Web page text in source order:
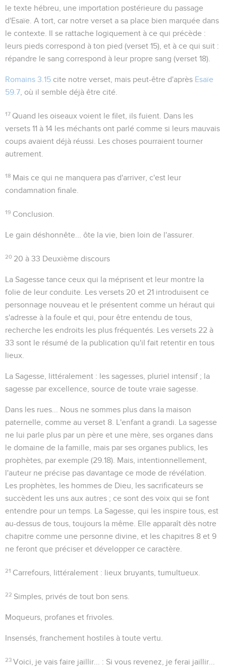
le texte hébreu, une importation postérieure du passage
d'Esaïe. A tort, car notre verset a sa place bien marquée dans
le contexte. Il se rattache logiquement à ce qui précède :
leurs pieds correspond à ton pied (verset 15), et à ce qui suit :
répandre le sang correspond à leur propre sang (verset 18).
Romains 3.15 cite notre verset, mais peut-être d'après Esaïe
59.7 , où il semble déjà être cité.
17 Quand les oiseaux voient le filet, ils fuient. Dans les
versets 11 à 14 les méchants ont parlé comme si leurs mauvais
coups avaient déjà réussi. Les choses pourraient tourner
autrement.
18 Mais ce qui ne manquera pas d'arriver, c'est leur
condamnation finale.
19 Conclusion.
Le gain déshonnête... ôte la vie , bien loin de l'assurer.
20 20 à 33 Deuxième discours
La Sagesse tance ceux qui la méprisent et leur montre la
folie de leur conduite. Les versets 20 et 21 introduisent ce
personnage nouveau et le présentent comme un héraut qui
s'adresse à la foule et qui, pour être entendu de tous,
recherche les endroits les plus fréquentés. Les versets 22 à
33 sont le résumé de la publication qu'il fait retentir en tous
lieux.
La Sagesse , littéralement : les sagesses , pluriel intensif ; la
sagesse par excellence, source de toute vraie sagesse.
Dans les rues...
Nous ne sommes plus dans la maison
paternelle, comme au verset 8. L'enfant a grandi. La sagesse
ne lui parle plus par un père et une mère, ses organes dans
le domaine de la famille, mais par ses organes publics, les
prophètes, par exemple (29.18). Mais, intentionnellement,
l'auteur ne précise pas davantage ce mode de révélation.
Les prophètes, les hommes de Dieu, les sacrificateurs se
succèdent les uns aux autres ; ce sont des voix qui se font
entendre pour un temps. La Sagesse, qui les inspire tous, est
au-dessus de tous, toujours la même. Elle apparaît dès notre
chapitre comme une personne divine, et les chapitres 8 et 9
ne feront que préciser et développer ce caractère.
21 Carrefours , littéralement : lieux bruyants, tumultueux.
22 Simples , privés de tout bon sens.
Moqueurs , profanes et frivoles.
Insensés , franchement hostiles à toute vertu.
23 Voici, je vais faire jaillir... : Si vous revenez, je ferai jaillir...